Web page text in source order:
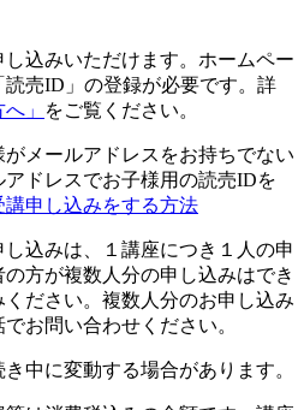
込みいただけます。ホームペー
売ID」の登録が必要です。詳
」 をご覧ください。
メールアドレスをお持ちでない
ドレスでお子様用の読売IDを
講申し込みをする方法
込みは、１講座につき１人の申
方が複数人分の申し込みはでき
ださい。複数人分のお申し込み
お問い合わせください。
中に変動する場合があります。